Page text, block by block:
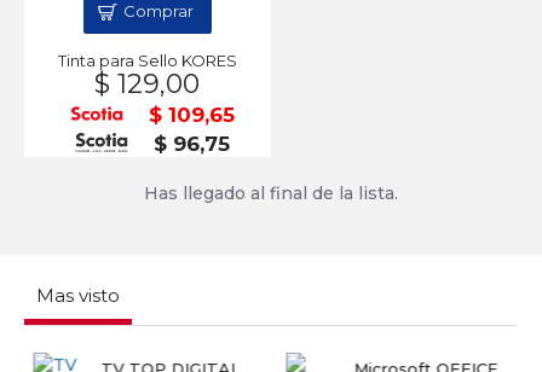
Tinta para Sello KORES
$ 129,00
$ 109,65
$ 96,75
Comprar
Has llegado al final de la lista.
Mas visto